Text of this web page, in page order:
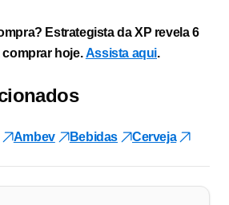
Estrategista da XP revela 6
comprar hoje.Assista aqui.
Ambev Bebidas Cerveja